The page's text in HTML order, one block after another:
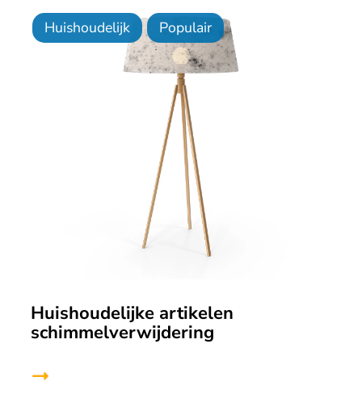
Huishoudelijk Populair
Huishoudelijke artikelen
schimmelverwijdering